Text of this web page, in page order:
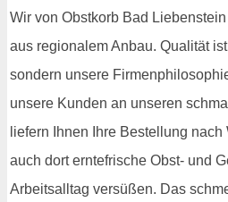
Wir von Obstkorb Bad
aus regionalem Anbau. Qualität
sondern unsere
unsere Kunden an unseren
liefern Ihnen Ihre Bestellung
auch dort erntefrische Obst- und
Arbeitsalltag versüßen. Das